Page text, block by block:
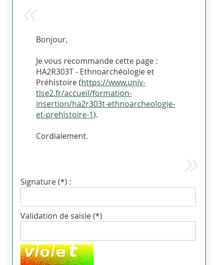
Bonjour,
Je vous recommande cette page :
HA2R303T - Ethnoarchéologie et
Préhistoire (https://www.univ-
tlse2.fr/accueil/formation-
insertion/ha2r303t-ethnoarcheologie-
et-prehistoire-1).
Cordialement.
Signature (*) :
Validation de saisie (*)